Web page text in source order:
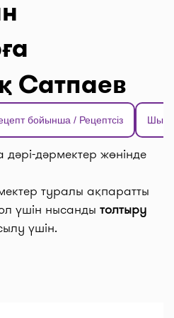
Сатпаев
бойынша / Рецептсіз
дәрмектер жөнінде
туралы ақпаратты
үшін нысанды толтыру
үшін.